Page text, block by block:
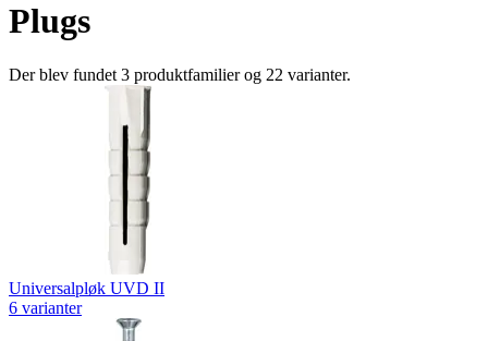
Plugs
Der blev fundet 3 produktfamilier og 22 varianter.
Universalpløk UVD II
6 varianter